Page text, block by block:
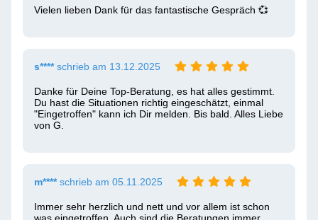
Vielen lieben Dank für das fantastische Gespräch 💞
s****schrieb am 13.12.2025
Danke für Deine Top-Beratung, es hat alles gestimmt.
Du hast die Situationen richtig eingeschätzt, einmal
"Eingetroffen" kann ich Dir melden. Bis bald. Alles Liebe
von G.
m****schrieb am 05.11.2025
Immer sehr herzlich und nett und vor allem ist schon